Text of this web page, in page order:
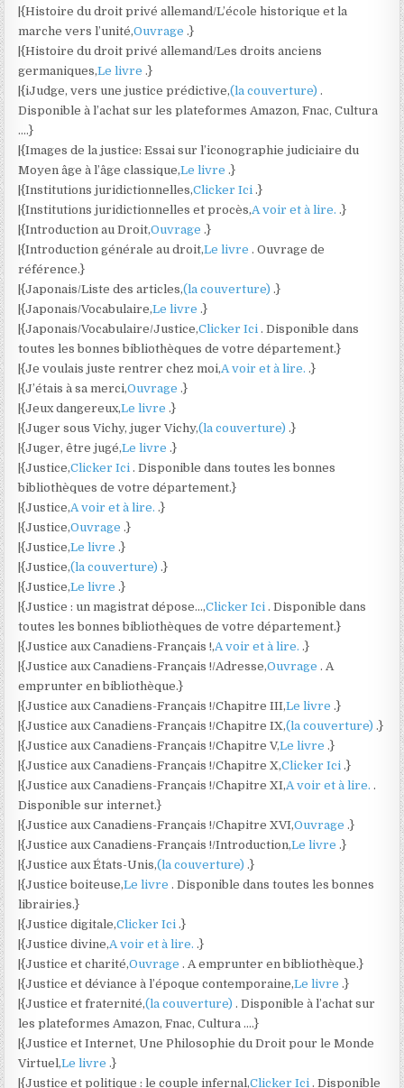
|{Histoire du droit privé allemand/L’école historique et la
marche vers l’unité,Ouvrage.}
|{Histoire du droit privé allemand/Les droits anciens
germaniques,Le livre.}
|{iJudge, vers une justice prédictive,(la couverture).
Disponible à l’achat sur les plateformes Amazon, Fnac, Cultura
….}
|{Images de la justice: Essai sur l’iconographie judiciaire du
Moyen âge à l’âge classique,Le livre.}
|{Institutions juridictionnelles,Clicker Ici.}
|{Institutions juridictionnelles et procès,A voir et à lire..}
|{Introduction au Droit,Ouvrage.}
|{Introduction générale au droit,Le livre. Ouvrage de
référence.}
|{Japonais/Liste des articles,(la couverture).}
|{Japonais/Vocabulaire,Le livre.}
|{Japonais/Vocabulaire/Justice,Clicker Ici. Disponible dans
toutes les bonnes bibliothèques de votre département.}
|{Je voulais juste rentrer chez moi,A voir et à lire..}
|{J’étais à sa merci,Ouvrage.}
|{Jeux dangereux,Le livre.}
|{Juger sous Vichy, juger Vichy,(la couverture).}
|{Juger, être jugé,Le livre.}
|{Justice,Clicker Ici. Disponible dans toutes les bonnes
bibliothèques de votre département.}
|{Justice,A voir et à lire..}
|{Justice,Ouvrage.}
|{Justice,Le livre.}
|{Justice,(la couverture).}
|{Justice,Le livre.}
|{Justice : un magistrat dépose…,Clicker Ici. Disponible dans
toutes les bonnes bibliothèques de votre département.}
|{Justice aux Canadiens-Français !,A voir et à lire..}
|{Justice aux Canadiens-Français !/Adresse,Ouvrage. A
emprunter en bibliothèque.}
|{Justice aux Canadiens-Français !/Chapitre III,Le livre.}
|{Justice aux Canadiens-Français !/Chapitre IX,(la couverture).}
|{Justice aux Canadiens-Français !/Chapitre V,Le livre.}
|{Justice aux Canadiens-Français !/Chapitre X,Clicker Ici.}
|{Justice aux Canadiens-Français !/Chapitre XI,A voir et à lire..
Disponible sur internet.}
|{Justice aux Canadiens-Français !/Chapitre XVI,Ouvrage.}
|{Justice aux Canadiens-Français !/Introduction,Le livre.}
|{Justice aux États-Unis,(la couverture).}
|{Justice boiteuse,Le livre. Disponible dans toutes les bonnes
librairies.}
|{Justice digitale,Clicker Ici.}
|{Justice divine,A voir et à lire..}
|{Justice et charité,Ouvrage. A emprunter en bibliothèque.}
|{Justice et déviance à l’époque contemporaine,Le livre.}
|{Justice et fraternité,(la couverture). Disponible à l’achat sur
les plateformes Amazon, Fnac, Cultura ….}
|{Justice et Internet, Une Philosophie du Droit pour le Monde
Virtuel,Le livre.}
|{Justice et politique : le couple infernal,Clicker Ici. Disponible